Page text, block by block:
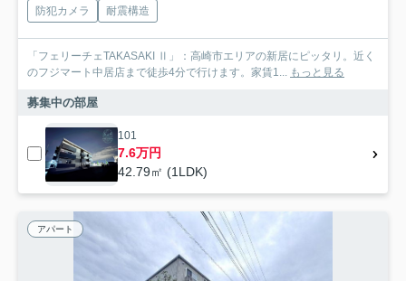
防犯カメラ
耐震構造
「フェリーチェTAKASAKI Ⅱ」：高崎市エリアの新居にピッタリ。近く
のフジマート中居店まで徒歩4分で行けます。家賃1...
もっと見る
募集中の部屋
101
7.6万円
42.79㎡ (1LDK)
アパート